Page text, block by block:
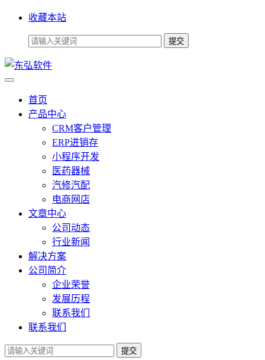
收藏本站
首页
产品中心
CRM客户管理
ERP进销存
小程序开发
医药器械
汽修汽配
电商网店
文章中心
公司动态
行业新闻
解决方案
公司简介
企业荣誉
发展历程
联系我们
联系我们
提交